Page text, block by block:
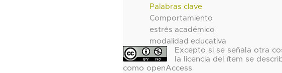
Palabras clave
Comportamiento
estrés académico
modalidad educativa
Excepto si se señala otra
la licencia del ítem se
como openAccess